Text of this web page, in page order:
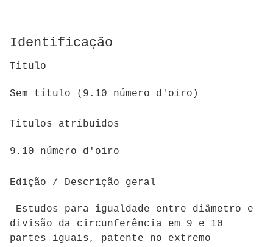
Identificação
Titulo
Sem título (9.10 número d'oiro)
Titulos atríbuidos
9.10 número d'oiro
Edição / Descrição geral
Estudos para igualdade entre diâmetro e
divisão da circunferência em 9 e 10
partes iguais, patente no extremo